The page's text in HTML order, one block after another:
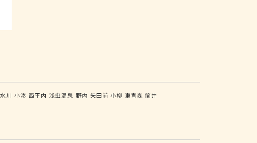
川 小湊 西平内 浅虫温泉 野内 矢田前 小柳 東青森 筒井